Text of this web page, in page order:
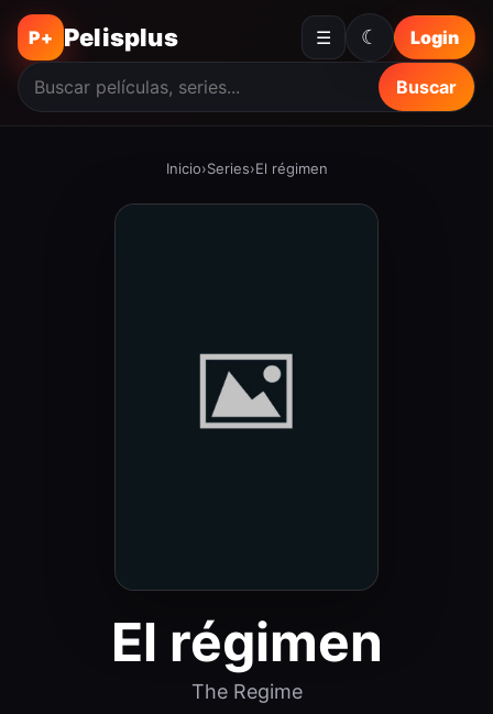
P+ Pelisplus ☰
Buscar
Login
☾
Inicio›Series›El régimen
El régimen
The Regime